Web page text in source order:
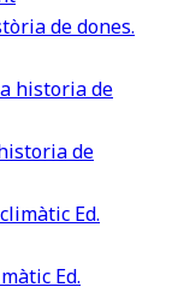
de dones.
de
Ed.